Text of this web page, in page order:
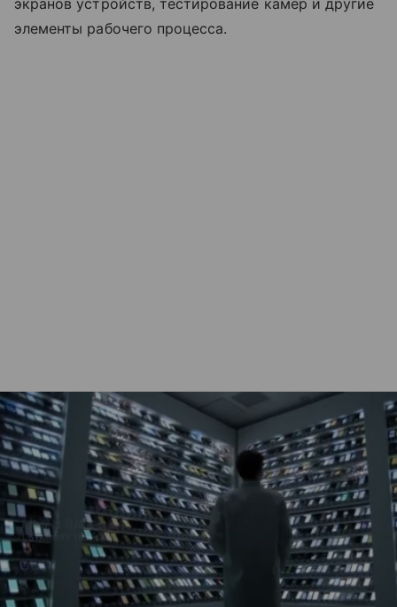
экранов устройств, тестирование камер и другие
элементы рабочего процесса.